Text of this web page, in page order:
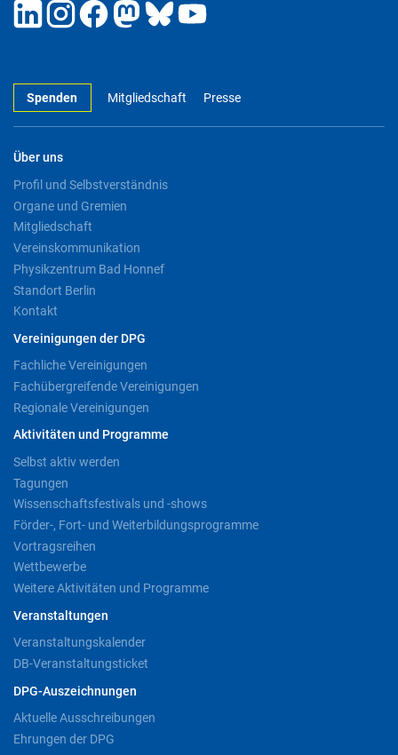
Spenden Mitgliedschaft Presse
Über uns
Profil und Selbstverständnis
Organe und Gremien
Mitgliedschaft
Vereinskommunikation
Physikzentrum Bad Honnef
Standort Berlin
Kontakt
Vereinigungen der DPG
Fachliche Vereinigungen
Fachübergreifende Vereinigungen
Regionale Vereinigungen
Aktivitäten und Programme
Selbst aktiv werden
Tagungen
Wissenschaftsfestivals und -shows
Förder-, Fort- und Weiterbildungsprogramme
Vortragsreihen
Wettbewerbe
Weitere Aktivitäten und Programme
Veranstaltungen
Veranstaltungskalender
DB-Veranstaltungsticket
DPG-Auszeichnungen
Aktuelle Ausschreibungen
Ehrungen der DPG